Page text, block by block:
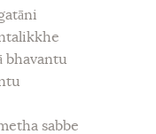
bhavantu
sabbe